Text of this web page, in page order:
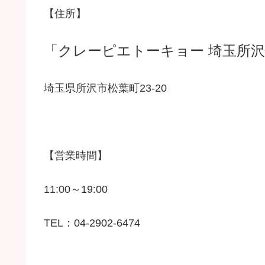
【住所】
「クレーピエトーキョー 埼玉所
埼玉県所沢市松葉町23-20
【営業時間】
11:00～19:00
TEL：04-2902-6474